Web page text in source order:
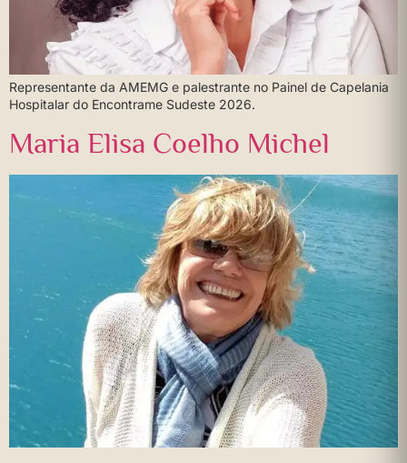
Representante da AMEMG e palestrante no Painel de Capelania
Hospitalar do Encontrame Sudeste 2026.
Maria Elisa Coelho Michel